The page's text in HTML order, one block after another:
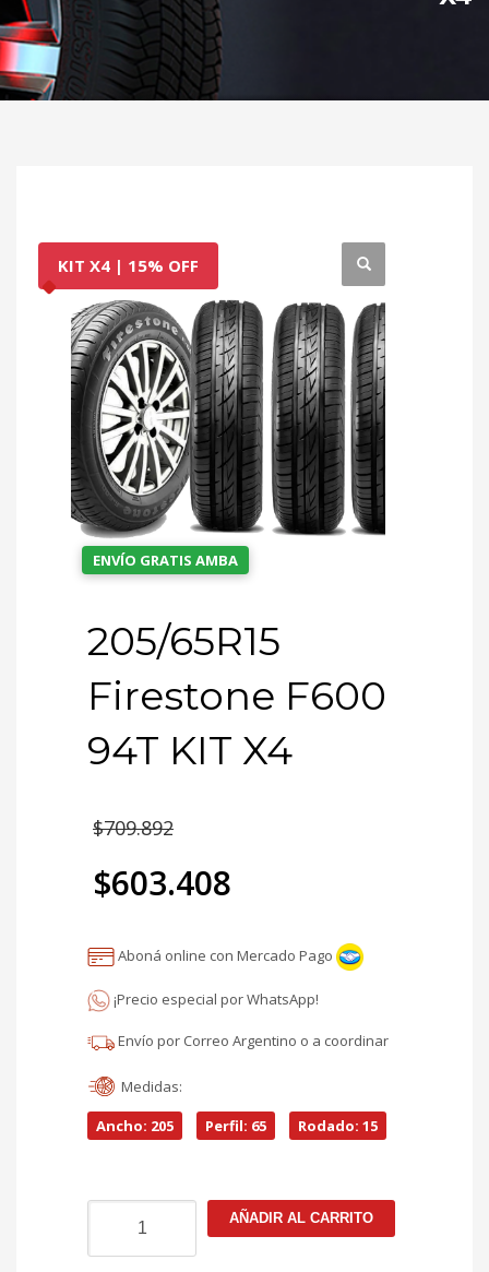
KIT X4 | 15% OFF
ENVÍO GRATIS AMBA
205/65R15
Firestone F600
94T KIT X4
$709.892
precio
era:
$709.892.
$603.408
precio
actual
es:
$603.408.
Aboná online con Mercado Pago
¡Precio especial por WhatsApp!
Envío por Correo Argentino o a coordinar
Medidas:
Ancho: 205
Perfil: 65 Rodado: 15
Firestone
F600
AÑADIR AL CARRITO